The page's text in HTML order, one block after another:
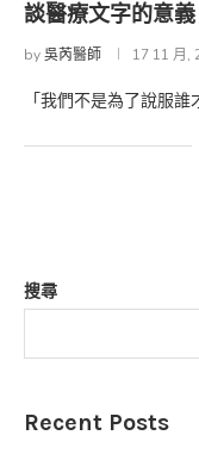
談醫療文字的意義
by吳芮醫師 17 11 月,
「我們不是為了說服
搜尋
Recent Posts